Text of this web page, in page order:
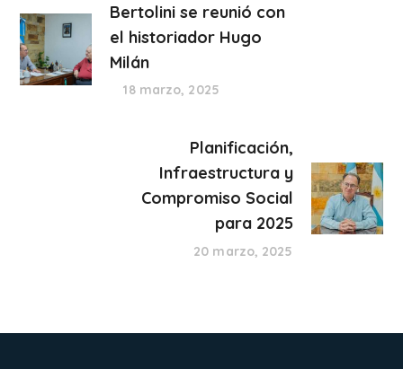
Bertolini se reunió con
el historiador Hugo
Milán
18 marzo, 2025
Planificación,
Infraestructura y
Compromiso Social
para 2025
20 marzo, 2025